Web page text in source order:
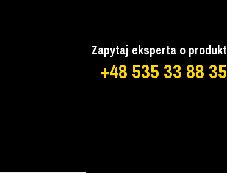
Zapytaj eksperta o produkt
+48 535 33 88 35